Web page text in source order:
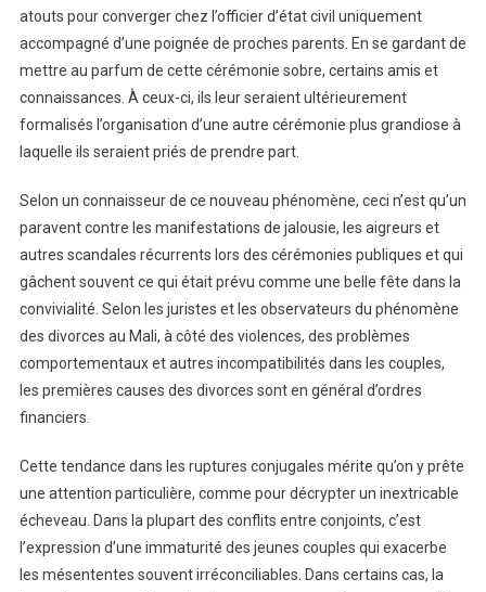
atouts pour converger chez l’officier d’état civil uniquement
accompagné d’une poignée de proches parents. En se gardant de
mettre au parfum de cette cérémonie sobre, certains amis et
connaissances. À ceux-ci, ils leur seraient ultérieurement
formalisés l’organisation d’une autre cérémonie plus grandiose à
laquelle ils seraient priés de prendre part.
Selon un connaisseur de ce nouveau phénomène, ceci n’est qu’un
paravent contre les manifestations de jalousie, les aigreurs et
autres scandales récurrents lors des cérémonies publiques et qui
gâchent souvent ce qui était prévu comme une belle fête dans la
convivialité. Selon les juristes et les observateurs du phénomène
des divorces au Mali, à côté des violences, des problèmes
comportementaux et autres incompatibilités dans les couples,
les premières causes des divorces sont en général d’ordres
financiers.
Cette tendance dans les ruptures conjugales mérite qu’on y prête
une attention particulière, comme pour décrypter un inextricable
écheveau. Dans la plupart des conflits entre conjoints, c’est
l’expression d’une immaturité des jeunes couples qui exacerbe
les mésententes souvent irréconciliables. Dans certains cas, la